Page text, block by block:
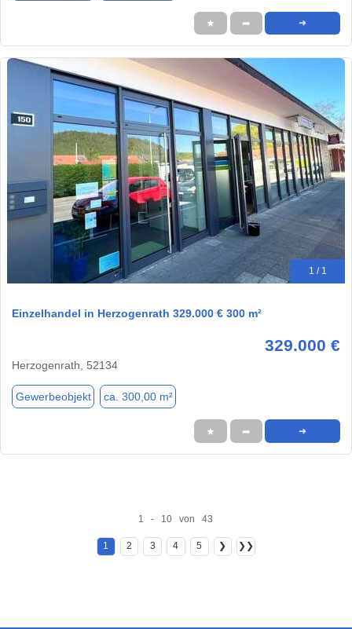
★ ➦ ➜
1 / 1
Einzelhandel in Herzogenrath 329.000 € 300 m²
329.000 €
Herzogenrath, 52134
Gewerbeobjekt ca. 300,00 m²
★ ➦ ➜
1 - 10 von 43
1 2 3 4 5 ❯ ❯❯